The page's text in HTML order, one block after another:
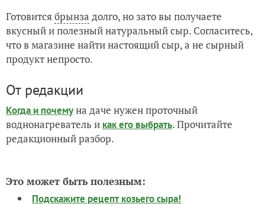
Готовитсябрынза долго, но зато вы получаете
вкусный и полезный натуральный сыр. Согласитесь,
что в магазине найти настоящий сыр, а не сырный
продукт непросто.
От редакции
Когда и почемуна даче нужен проточный
воднонагреватель и как его выбрать. Прочитайте
редакционный разбор.
Это может быть полезным:
Подскажите рецепт козьего сыра!